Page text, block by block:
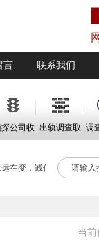
言 联系我们
公司收 出轨调查取 调
变，诚信永远不变。
当前